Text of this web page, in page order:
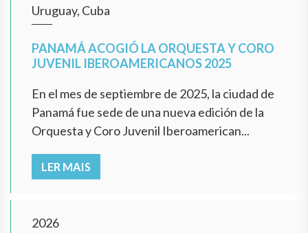
Uruguay, Cuba
PANAMÁ ACOGIÓ LA ORQUESTA Y CORO
JUVENIL IBEROAMERICANOS 2025
En el mes de septiembre de 2025, la ciudad de
Panamá fue sede de una nueva edición de la
Orquesta y Coro Juvenil Iberoamerican...
LER MAIS
2026